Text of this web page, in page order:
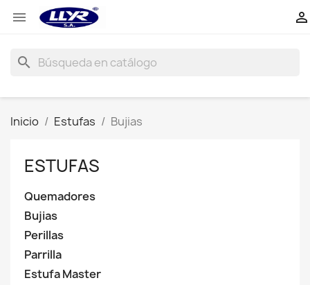
 
search
Inicio Estufas Bujias
ESTUFAS
Quemadores
Bujias
Perillas
Parrilla
Estufa Master